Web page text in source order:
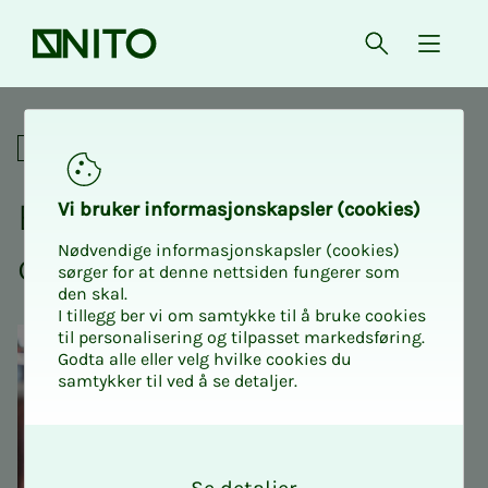
Front page Open{
Beer tasting at Larvik
Social
Beer tast­ing at Larvik mi­
cro­brew­ery with NITO Ung
Vi bruk­er in­­­­­for­­­masjon­skap­sler (cook­ies)
Nødvendige informasjonskapsler (cookies)
sørger for at denne nettsiden fungerer som
den skal.
I tillegg ber vi om samtykke til å bruke cookies
til personalisering og tilpasset markedsføring.
Godta alle eller velg hvilke cookies du
samtykker til ved å se detaljer.